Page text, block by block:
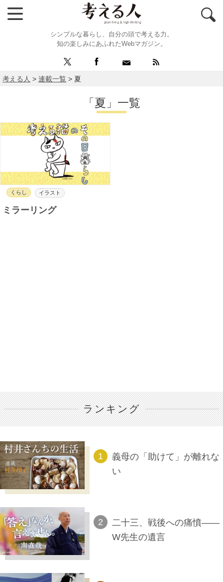
シンプルな暮らし、自分の頭で考える力。
知の楽しみにあふれたWebマガジン。
考える人 > 連載一覧 > 夏
「夏」一覧
くらし イラスト
ミラーリング
ランキング
義母の「助けて」が離れな
い
二十三、戦後への痛憤――
W先生の遺言